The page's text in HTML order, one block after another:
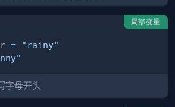
局部变量
=
"rainy"
字母开头